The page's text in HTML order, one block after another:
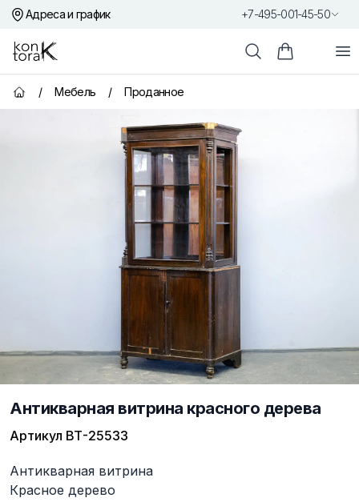
Адреса и график +7-495-001-45-50
Контора К
ПоискКорзина
Главная страница
/ Мебель / Проданное
Антикварная витрина красного дерева
Артикул ВТ-25533
Описание
Антикварная витрина
Красное дерево